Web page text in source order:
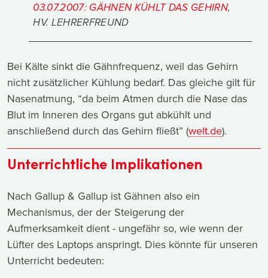
03.07.2007: GÄHNEN KÜHLT DAS GEHIRN,
HV. LEHRERFREUND
Bei Kälte sinkt die Gähnfrequenz, weil das Gehirn
nicht zusätzlicher Kühlung bedarf. Das gleiche gilt für
Nasenatmung, “da beim Atmen durch die Nase das
Blut im Inneren des Organs gut abkühlt und
anschließend durch das Gehirn fließt” (welt.de).
Unterrichtliche Implikationen
Nach Gallup & Gallup ist Gähnen also ein
Mechanismus, der der Steigerung der
Aufmerksamkeit dient - ungefähr so, wie wenn der
Lüfter des Laptops anspringt. Dies könnte für unseren
Unterricht bedeuten: